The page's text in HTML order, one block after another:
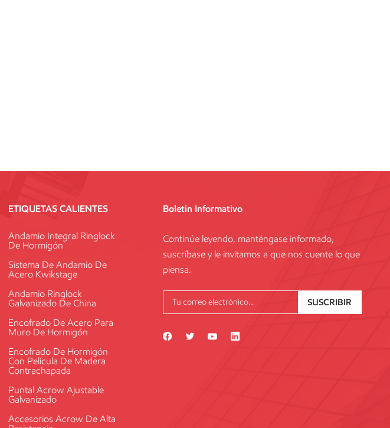
ETIQUETAS CALIENTES
Andamio Integral Ringlock
De Hormigón
Sistema De Andamio De
Acero Kwikstage
Andamio Ringlock
Galvanizado De China
Encofrado De Acero Para
Muro De Hormigón
Encofrado De Hormigón
Con Película De Madera
Contrachapada
Puntal Acrow Ajustable
Galvanizado
Accesorios Acrow De Alta
Boletin Informativo
Continúe leyendo, manténgase informado,
suscríbase y le invitamos a que nos cuente lo que
piensa.
SUSCRIBIR